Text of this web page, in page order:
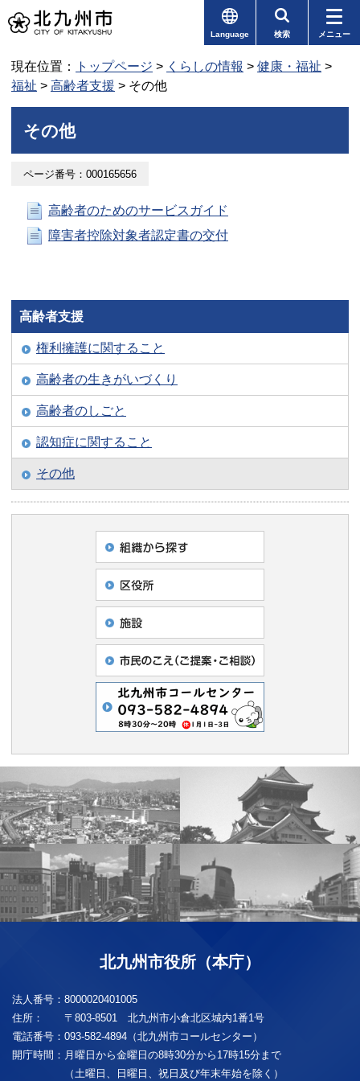
Language 検索 メニュー
現在位置： トップページ > くらしの情報 > 健康・福祉 >
福祉 > 高齢者支援 > その他
その他
ページ番号：000165656
高齢者のためのサービスガイド
障害者控除対象者認定書の交付
高齢者支援
権利擁護に関すること
高齢者の生きがいづくり
高齢者のしごと
認知症に関すること
その他
北九州市役所（本庁）
法人番号： 8000020401005
住所：
〒803-8501 北九州市小倉北区城内1番1号
電話番号： 093-582-4894（北九州市コールセンター）
開庁時間： 月曜日から金曜日の8時30分から17時15分まで
（土曜日、日曜日、祝日及び年末年始を除く）